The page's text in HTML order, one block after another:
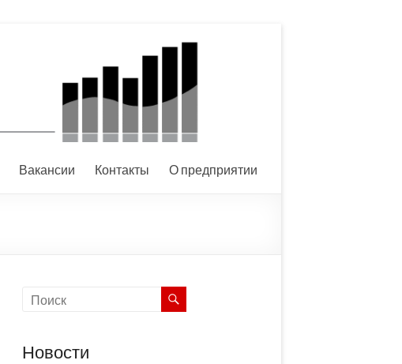
Вакансии Контакты О предприятии
Новости